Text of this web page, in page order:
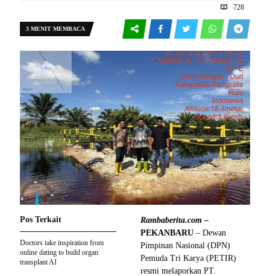
728
3 MENIT MEMBACA
Rambaberita.com –
PEKANBARU – Dewan
Pimpinan Nasional (DPN)
Pemuda Tri Karya (PETIR)
resmi melaporkan PT.
Pos Terkait
Doctors take inspiration from
online dating to build organ
transplant AI